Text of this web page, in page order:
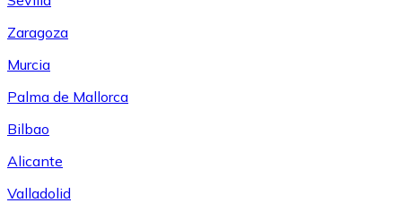
Zaragoza
Murcia
Palma de Mallorca
Bilbao
Alicante
Valladolid